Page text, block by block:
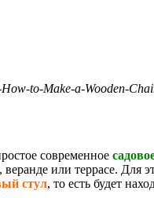
to-Make-a-Wooden-
современное
или террасе. Для
стул, то есть будет